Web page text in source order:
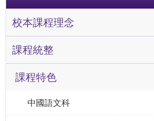
校本課程理念
課程統整
課程特色
中國語文科